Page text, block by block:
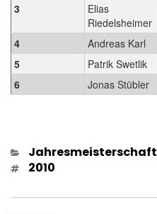
3
Elias
Riedelsheimer
4 Andreas Karl
5
Patrik Swetlik
6
Jonas Stübler
Kategorien
Jahresmeisterschaft
Schlagwörter
2010